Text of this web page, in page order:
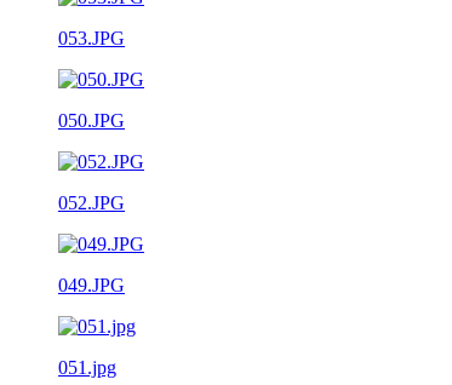
053.JPG
050.JPG
052.JPG
049.JPG
051.jpg